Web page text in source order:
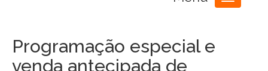
navigation
Programação especial e
venda antecipada de